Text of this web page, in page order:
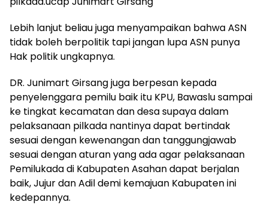
Lebih lanjut beliau juga menyampaikan bahwa ASN
tidak boleh berpolitik tapi jangan lupa ASN punya
Hak politik ungkapnya.
DR. Junimart Girsang juga berpesan kepada
penyelenggara pemilu baik itu KPU, Bawaslu sampai
ke tingkat kecamatan dan desa supaya dalam
pelaksanaan pilkada nantinya dapat bertindak
sesuai dengan kewenangan dan tanggungjawab
sesuai dengan aturan yang ada agar pelaksanaan
Pemilukada di Kabupaten Asahan dapat berjalan
baik, Jujur dan Adil demi kemajuan Kabupaten ini
kedepannya.